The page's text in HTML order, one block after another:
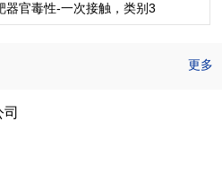
器官毒性-一次接触，类别3
更多